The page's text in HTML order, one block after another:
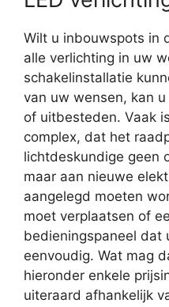
Wilt u inbouwspots in
alle verlichting in uw
schakelinstallatie
van uw wensen, kan
of uitbesteden. Vaak
complex, dat het
lichtdeskundige geen
maar aan nieuwe
aangelegd moeten
moet verplaatsen of
bedieningspaneel dat
eenvoudig. Wat mag
hieronder enkele
uiteraard afhankelijk